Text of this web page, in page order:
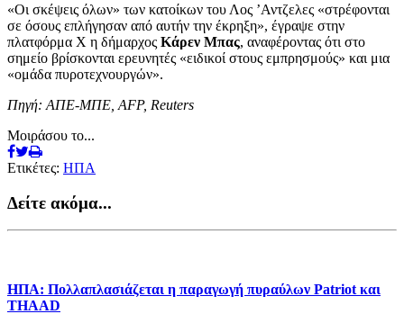
«Οι σκέψεις όλων» των κατοίκων του Λος ’Αντζελες «στρέφονται
σε όσους επλήγησαν από αυτήν την έκρηξη», έγραψε στην
πλατφόρμα Χ η δήμαρχος Κάρεν Μπας, αναφέροντας ότι στο
σημείο βρίσκονται ερευνητές «ειδικοί στους εμπρησμούς» και μια
«ομάδα πυροτεχνουργών».
Πηγή: ΑΠΕ-ΜΠΕ, AFP, Reuters
Μοιράσου το...
Ετικέτες: ΗΠΑ
Δείτε ακόμα...
ΗΠΑ: Πολλαπλασιάζεται η παραγωγή πυραύλων Patriot και
THAAD